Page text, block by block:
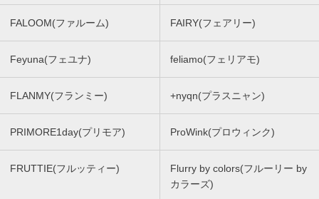
FALOOM(ファルーム) FAIRY(フェアリー)
Feyuna(フェユナ) feliamo(フェリアモ)
FLANMY(フランミー) +nyqn(プラスニャン)
PRIMORE1day(プリモア) ProWink(プロウィンク)
FRUTTIE(フルッティー)
Flurry by colors(フルーリー by
カラーズ)